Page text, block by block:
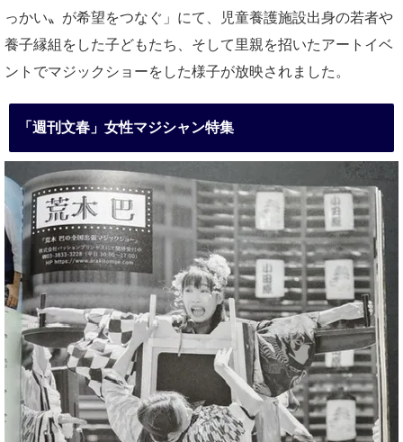
っかい〟が希望をつなぐ」にて、児童養護施設出身の若者や
養子縁組をした子どもたち、そして里親を招いたアートイベ
ントでマジックショーをした様子が放映されました。
「週刊文春」女性マジシャン特集